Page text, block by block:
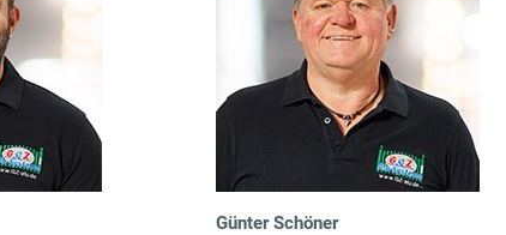
Günter Schöner